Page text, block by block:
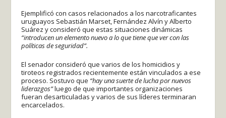
Ejemplificó con casos relacionados a los narcotraficantes
uruguayos Sebastián Marset, Fernández Alvín y Alberto
Suárez y consideró que estas situaciones dinámicas
“introducen un elemento nuevo a lo que tiene que ver con las
políticas de seguridad”.
El senador consideró que varios de los homicidios y
tiroteos registrados recientemente están vinculados a ese
proceso. Sostuvo que “hay una suerte de lucha por nuevos
liderazgos”luego de que importantes organizaciones
fueran desarticuladas y varios de sus líderes terminaran
encarcelados.